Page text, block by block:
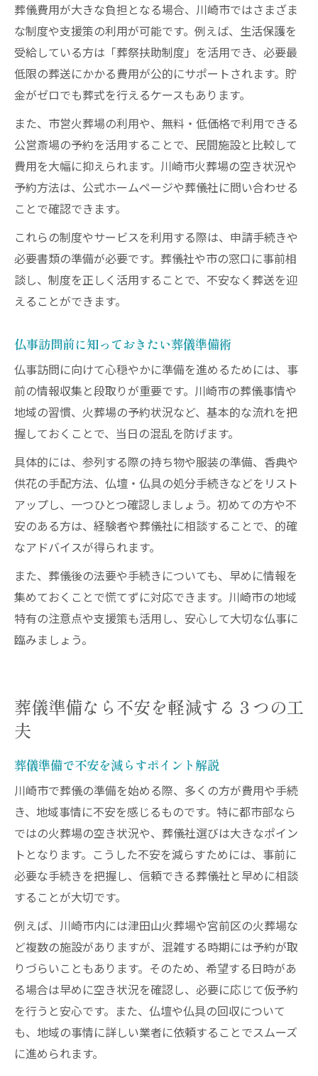
葬儀費用が大きな負担となる場合、川崎市ではさまざま
な制度や支援策の利用が可能です。例えば、生活保護を
受給している方は「葬祭扶助制度」を活用でき、必要最
低限の葬送にかかる費用が公的にサポートされます。貯
金がゼロでも葬式を行えるケースもあります。
また、市営火葬場の利用や、無料・低価格で利用できる
公営斎場の予約を活用することで、民間施設と比較して
費用を大幅に抑えられます。川崎市火葬場の空き状況や
予約方法は、公式ホームページや葬儀社に問い合わせる
ことで確認できます。
これらの制度やサービスを利用する際は、申請手続きや
必要書類の準備が必要です。葬儀社や市の窓口に事前相
談し、制度を正しく活用することで、不安なく葬送を迎
えることができます。
仏事訪問前に知っておきたい葬儀準備術
仏事訪問に向けて心穏やかに準備を進めるためには、事
前の情報収集と段取りが重要です。川崎市の葬儀事情や
地域の習慣、火葬場の予約状況など、基本的な流れを把
握しておくことで、当日の混乱を防げます。
具体的には、参列する際の持ち物や服装の準備、香典や
供花の手配方法、仏壇・仏具の処分手続きなどをリスト
アップし、一つひとつ確認しましょう。初めての方や不
安のある方は、経験者や葬儀社に相談することで、的確
なアドバイスが得られます。
また、葬儀後の法要や手続きについても、早めに情報を
集めておくことで慌てずに対応できます。川崎市の地域
特有の注意点や支援策も活用し、安心して大切な仏事に
臨みましょう。
葬儀準備なら不安を軽減する３つの工
夫
葬儀準備で不安を減らすポイント解説
川崎市で葬儀の準備を始める際、多くの方が費用や手続
き、地域事情に不安を感じるものです。特に都市部なら
ではの火葬場の空き状況や、葬儀社選びは大きなポイン
トとなります。こうした不安を減らすためには、事前に
必要な手続きを把握し、信頼できる葬儀社と早めに相談
することが大切です。
例えば、川崎市内には津田山火葬場や宮前区の火葬場な
ど複数の施設がありますが、混雑する時期には予約が取
りづらいこともあります。そのため、希望する日時があ
る場合は早めに空き状況を確認し、必要に応じて仮予約
を行うと安心です。また、仏壇や仏具の回収について
も、地域の事情に詳しい業者に依頼することでスムーズ
に進められます。